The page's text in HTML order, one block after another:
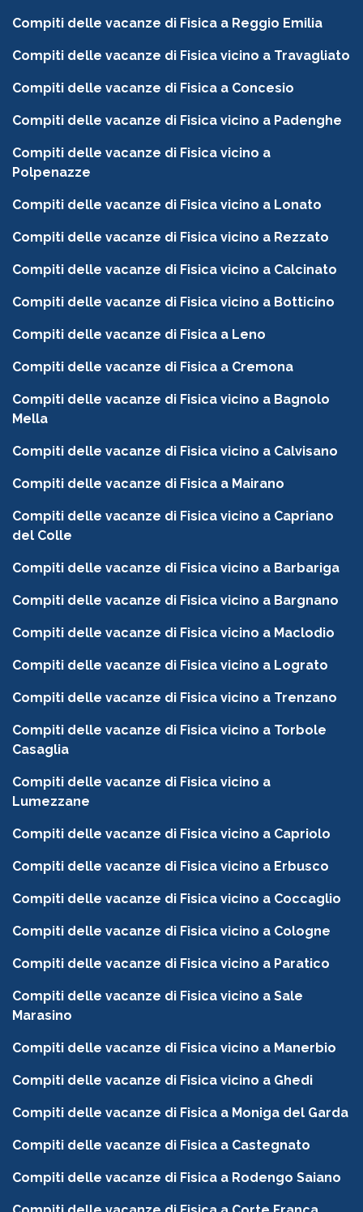
Compiti delle vacanze di Fisica a Reggio Emilia
Compiti delle vacanze di Fisica vicino a Travagliato
Compiti delle vacanze di Fisica a Concesio
Compiti delle vacanze di Fisica vicino a Padenghe
Compiti delle vacanze di Fisica vicino a
Polpenazze
Compiti delle vacanze di Fisica vicino a Lonato
Compiti delle vacanze di Fisica vicino a Rezzato
Compiti delle vacanze di Fisica vicino a Calcinato
Compiti delle vacanze di Fisica vicino a Botticino
Compiti delle vacanze di Fisica a Leno
Compiti delle vacanze di Fisica a Cremona
Compiti delle vacanze di Fisica vicino a Bagnolo
Mella
Compiti delle vacanze di Fisica vicino a Calvisano
Compiti delle vacanze di Fisica a Mairano
Compiti delle vacanze di Fisica vicino a Capriano
del Colle
Compiti delle vacanze di Fisica vicino a Barbariga
Compiti delle vacanze di Fisica vicino a Bargnano
Compiti delle vacanze di Fisica vicino a Maclodio
Compiti delle vacanze di Fisica vicino a Lograto
Compiti delle vacanze di Fisica vicino a Trenzano
Compiti delle vacanze di Fisica vicino a Torbole
Casaglia
Compiti delle vacanze di Fisica vicino a
Lumezzane
Compiti delle vacanze di Fisica vicino a Capriolo
Compiti delle vacanze di Fisica vicino a Erbusco
Compiti delle vacanze di Fisica vicino a Coccaglio
Compiti delle vacanze di Fisica vicino a Cologne
Compiti delle vacanze di Fisica vicino a Paratico
Compiti delle vacanze di Fisica vicino a Sale
Marasino
Compiti delle vacanze di Fisica vicino a Manerbio
Compiti delle vacanze di Fisica vicino a Ghedi
Compiti delle vacanze di Fisica a Moniga del Garda
Compiti delle vacanze di Fisica a Castegnato
Compiti delle vacanze di Fisica a Rodengo Saiano